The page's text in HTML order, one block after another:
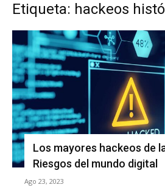
Etiqueta: hackeos
Los mayores hackeos de
Riesgos del mundo digital
Ago 23, 2023